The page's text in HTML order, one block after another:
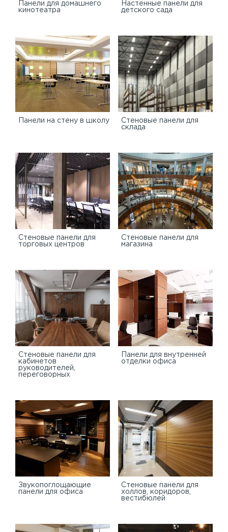
Панели для домашнего
кинотеатра
Настенные панели для
детского сада
Панели на стену в школу
Стеновые панели для
склада
Cтеновые панели для
торговых центров
Стеновые панели для
магазина
Стеновые панели для
кабинетов
руководителей,
переговорных
Панели для внутренней
отделки офиса
Звукопоглощающие
панели для офиса
Стеновые панели для
холлов, коридоров,
вестибюлей